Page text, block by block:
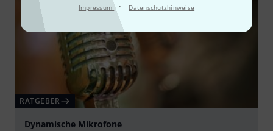
Impressum · Datenschutzhinweise
RATGEBER
Dynamische Mikrofone